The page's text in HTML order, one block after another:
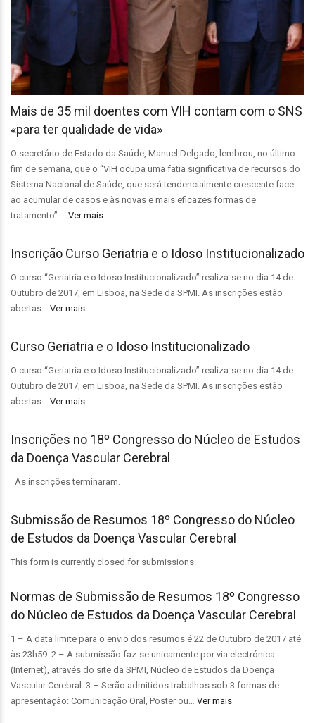
Mais de 35 mil doentes com VIH contam com o SNS
«para ter qualidade de vida»
O secretário de Estado da Saúde, Manuel Delgado, lembrou, no último
fim de semana, que o “VIH ocupa uma fatia significativa de recursos do
Sistema Nacional de Saúde, que será tendencialmente crescente face
ao acumular de casos e às novas e mais eficazes formas de
tratamento”.… Ver mais
Inscrição Curso Geriatria e o Idoso Institucionalizado
O curso “Geriatria e o Idoso Institucionalizado” realiza-se no dia 14 de
Outubro de 2017, em Lisboa, na Sede da SPMI. As inscrições estão
abertas… Ver mais
Curso Geriatria e o Idoso Institucionalizado
O curso “Geriatria e o Idoso Institucionalizado” realiza-se no dia 14 de
Outubro de 2017, em Lisboa, na Sede da SPMI. As inscrições estão
abertas… Ver mais
Inscrições no 18º Congresso do Núcleo de Estudos
da Doença Vascular Cerebral
As inscrições terminaram.
Submissão de Resumos 18º Congresso do Núcleo
de Estudos da Doença Vascular Cerebral
This form is currently closed for submissions.
Normas de Submissão de Resumos 18º Congresso
do Núcleo de Estudos da Doença Vascular Cerebral
1 – A data limite para o envio dos resumos é 22 de Outubro de 2017 até
às 23h59. 2 – A submissão faz-se unicamente por via electrónica
(Internet), através do site da SPMI, Núcleo de Estudos da Doença
Vascular Cerebral. 3 – Serão admitidos trabalhos sob 3 formas de
apresentação: Comunicação Oral, Poster ou… Ver mais